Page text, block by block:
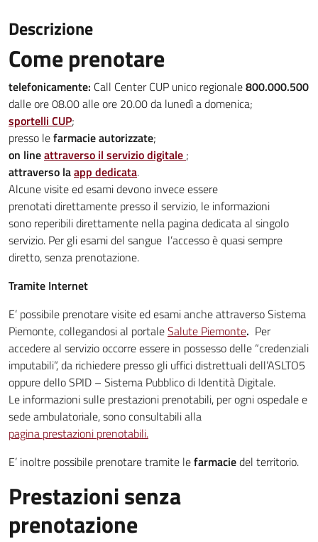
Descrizione
Come prenotare
telefonicamente: Call Center CUP unico regionale800.000.500
dalle ore 08.00 alle ore 20.00 da lunedì a domenica;
sportelli CUP;
presso lefarmacie autorizzate;
on lineattraverso il servizio digitale ;
attraverso laapp dedicata.
Alcune visite ed esami devono invece essere
prenotati direttamente presso il servizio, le informazioni
sono reperibili direttamente nella pagina dedicata al singolo
servizio. Per gli esami del sangue l’accesso è quasi sempre
diretto, senza prenotazione.
Tramite Internet
E’ possibile prenotare visite ed esami anche attraverso Sistema
Piemonte, collegandosi al portaleSalute Piemonte. Per
accedere al servizio occorre essere in possesso delle “credenziali
imputabili”, da richiedere presso gli uffici distrettuali dell’ASLTO5
oppure dello SPID – Sistema Pubblico di Identità Digitale.
Le informazioni sulle prestazioni prenotabili, per ogni ospedale e
sede ambulatoriale, sono consultabili alla
pagina prestazioni prenotabili.
E’ inoltre possibile prenotare tramite lefarmaciedel territorio.
Prestazioni senza
prenotazione